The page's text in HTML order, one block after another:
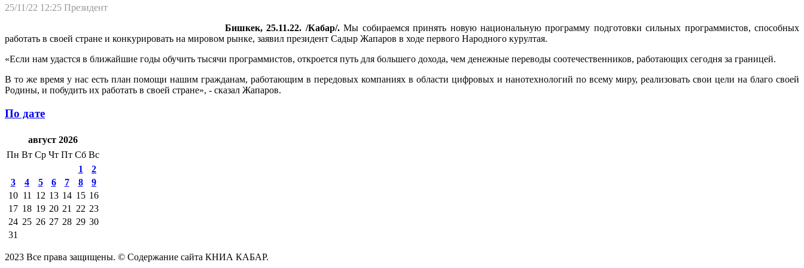
25/11/22 12:25 Президент
Бишкек, 25.11.22. /Кабар/.Мы собираемся принять новую национальную программу подготовки сильных программистов, способных
работать в своей стране и конкурировать на мировом рынке, заявил президент Садыр Жапаров в ходе первого Народного курултая.
«Если нам удастся в ближайшие годы обучить тысячи программистов, откроется путь для большего дохода, чем денежные переводы соотечественников, работающих сегодня за границей.
В то же время у нас есть план помощи нашим гражданам, работающим в передовых компаниях в области цифровых и нанотехнологий по всему миру, реализовать свои цели на благо своей
Родины, и побудить их работать в своей стране», - сказал Жапаров.
По дате
август 2026
Пн Вт Ср Чт Пт Сб Вс
1
2
3
4 5 6 7 8
9
10 11 12 13 14 15 16
17 18 19 20 21 22 23
24 25 26 27 28 29 30
31
2023 Все права защищены. © Содержание сайта КНИА КАБАР.